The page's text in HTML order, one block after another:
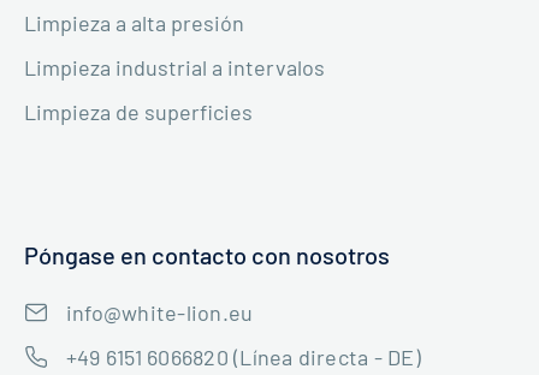
Limpieza a alta presión
Limpieza industrial a intervalos
Limpieza de superficies
Póngase en contacto con nosotros
info@white-lion.eu
+49 6151 6066820 (Línea directa - DE)